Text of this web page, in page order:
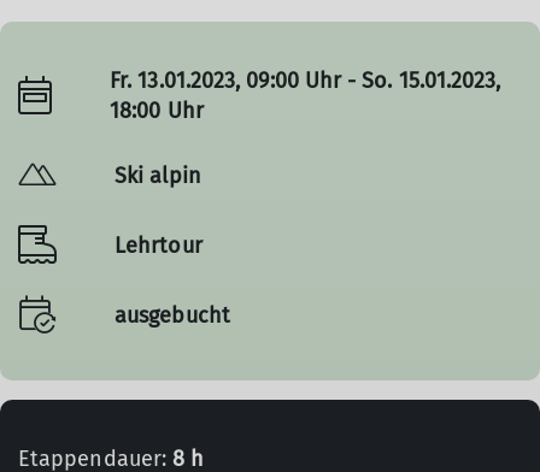
Fr. 13.01.2023, 09:00 Uhr - So. 15.01.2023,
18:00 Uhr
Ski alpin
Lehrtour
ausgebucht
Etappendauer:8 h